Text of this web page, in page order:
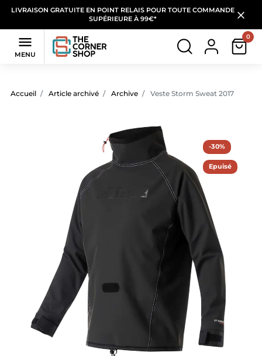
LIVRAISON GRATUITE EN POINT RELAIS POUR TOUTE COMMANDE
SUPÉRIEURE À 99€*

MENU
0
Accueil Article archivé Archive Veste Storm Sweat 2017
-30%
Epuisé